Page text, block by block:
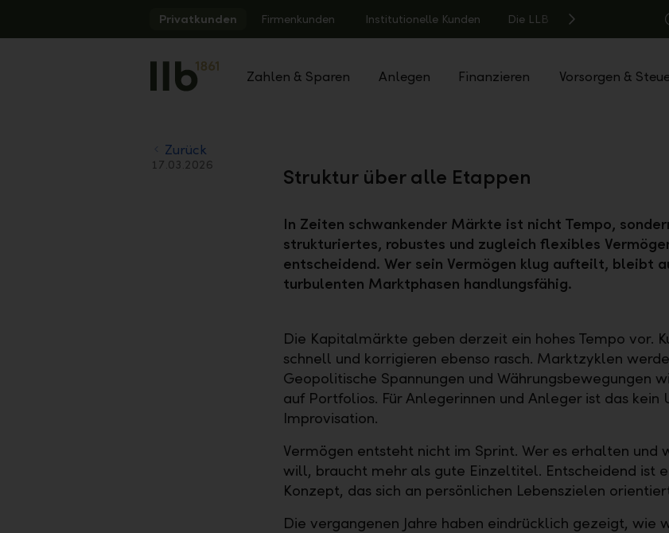
Privatkunden Firmenkunden Institutionelle Kunden Die LLB
Zahlen & Sparen Anlegen Finanzieren Vorsorgen &
Zurück
17.03.2026 Struktur über alle Etappen
In Zeiten schwankender Märkte ist nicht Tempo,
strukturiertes, robustes und zugleich flexibles
entscheidend. Wer sein Vermögen klug aufteilt, bleibt
turbulenten Marktphasen handlungsfähig.
Die Kapitalmärkte geben derzeit ein hohes Tempo vor.
schnell und korrigieren ebenso rasch. Marktzyklen
Geopolitische Spannungen und Währungsbewegungen
auf Portfolios. Für Anlegerinnen und Anleger ist das kein
Improvisation.
Vermögen entsteht nicht im Sprint. Wer es erhalten und
will, braucht mehr als gute Einzeltitel. Entscheidend ist
Konzept, das sich an persönlichen Lebenszielen
Die vergangenen Jahre haben eindrücklich gezeigt, wie